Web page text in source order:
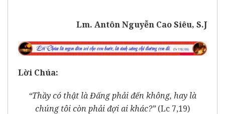
Lm. Antôn Nguyễn Cao Siêu, S.J
Lời Chúa:
“Thầy có thật là Đấng phải đến không, hay là
chúng tôi còn phải đợi ai khác?”(Lc 7,19)